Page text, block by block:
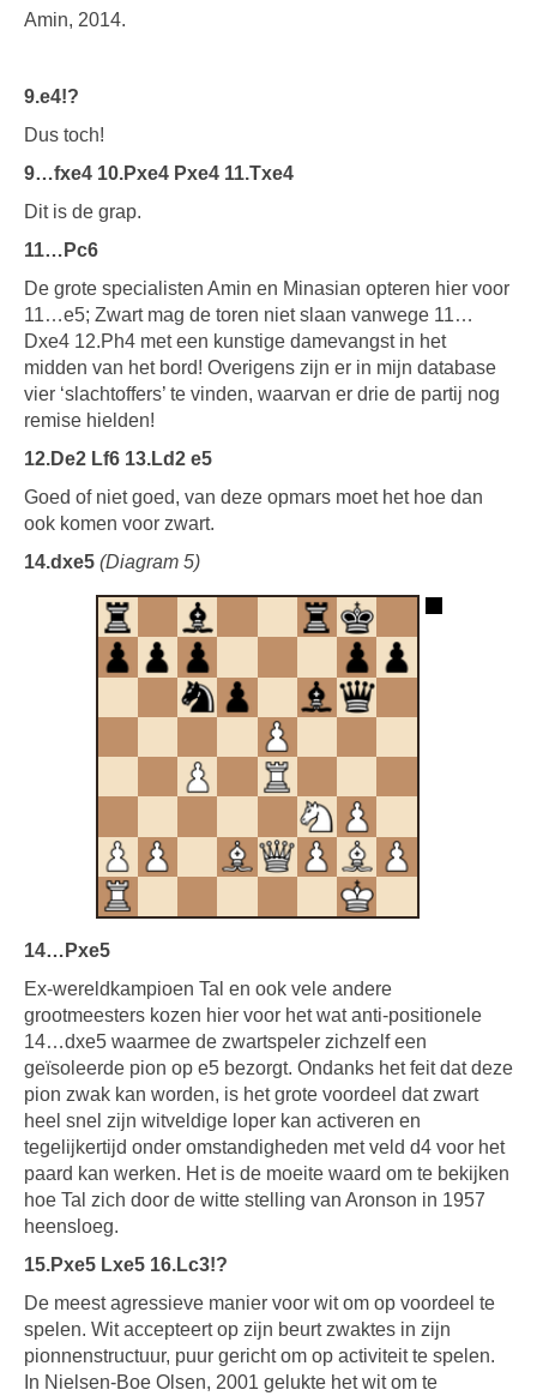
Amin, 2014.
9.e4!?
Dus toch!
9…fxe4 10.Pxe4 Pxe4 11.Txe4
Dit is de grap.
11…Pc6
De grote specialisten Amin en Minasian opteren hier voor
11…e5; Zwart mag de toren niet slaan vanwege 11…
Dxe4 12.Ph4 met een kunstige damevangst in het
midden van het bord! Overigens zijn er in mijn database
vier ‘slachtoffers’ te vinden, waarvan er drie de partij nog
remise hielden!
12.De2 Lf6 13.Ld2 e5
Goed of niet goed, van deze opmars moet het hoe dan
ook komen voor zwart.
14.dxe5 (Diagram 5)
14…Pxe5
Ex-wereldkampioen Tal en ook vele andere
grootmeesters kozen hier voor het wat anti-positionele
14…dxe5 waarmee de zwartspeler zichzelf een
geïsoleerde pion op e5 bezorgt. Ondanks het feit dat deze
pion zwak kan worden, is het grote voordeel dat zwart
heel snel zijn witveldige loper kan activeren en
tegelijkertijd onder omstandigheden met veld d4 voor het
paard kan werken. Het is de moeite waard om te bekijken
hoe Tal zich door de witte stelling van Aronson in 1957
heensloeg.
15.Pxe5 Lxe5 16.Lc3!?
De meest agressieve manier voor wit om op voordeel te
spelen. Wit accepteert op zijn beurt zwaktes in zijn
pionnenstructuur, puur gericht om op activiteit te spelen.
In Nielsen-Boe Olsen, 2001 gelukte het wit om te